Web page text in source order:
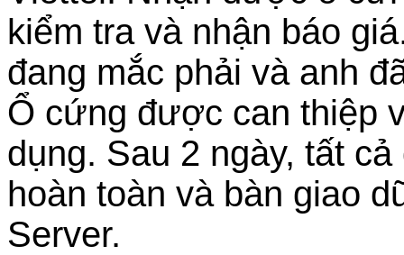
kiểm tra và nhận báo
đang mắc phải và anh
Ổ cứng được can thiệp
dụng. Sau 2 ngày, tất
hoàn toàn và bàn giao
Server.